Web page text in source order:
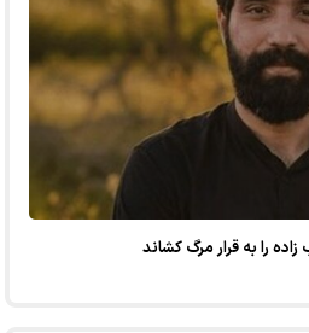
را به قرار مرگ کشاند